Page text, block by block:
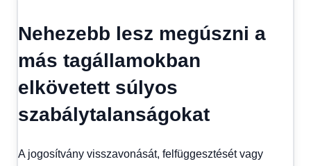
Nehezebb lesz megúszni a
más tagállamokban
elkövetett súlyos
szabálytalanságokat
A jogosítvány visszavonását, felfüggesztését vagy